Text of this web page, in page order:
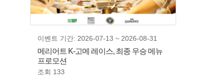
이벤트 기간: 2026-07-13 ~ 2026-08-31
메리어트 K-고메 레이스, 최종 우승 메뉴
프로모션
조회 133